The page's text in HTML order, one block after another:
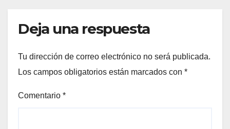
Deja una respuesta
Tu dirección de correo electrónico no será publicada.
Los campos obligatorios están marcados con *
Comentario *